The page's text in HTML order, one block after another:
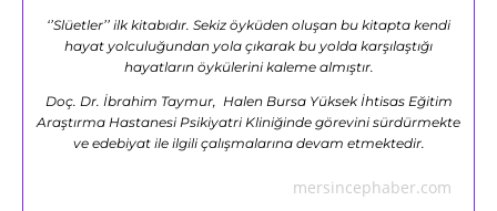
‘’Slüetler’’ ilk kitabıdır. Sekiz öyküden oluşan bu kitapta kendi
hayat yolculuğundan yola çıkarak bu yolda karşılaştığı
hayatların öykülerini kaleme almıştır.
Doç. Dr. İbrahim Taymur, Halen Bursa Yüksek İhtisas Eğitim
Araştırma Hastanesi Psikiyatri Kliniğinde görevini sürdürmekte
ve edebiyat ile ilgili çalışmalarına devam etmektedir.
mersincephaber.com